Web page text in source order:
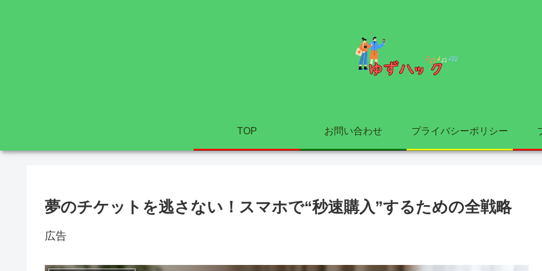
TOP お問い合わせ プライバシーポリシー
夢のチケットを逃さない！スマホで“秒速購入”するための全戦略
広告